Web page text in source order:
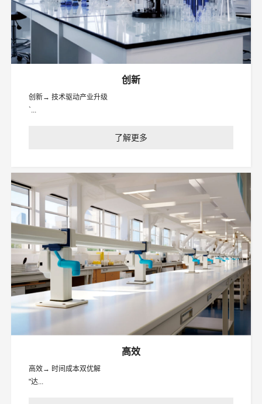
创新
创新→ 技术驱动产业升级
`...
了解更多
高效
高效→ 时间成本双优解
"达...